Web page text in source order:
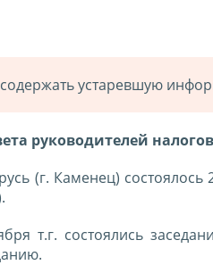
устаревшую
руководителей
(г. Каменец)
т.г. состоялись